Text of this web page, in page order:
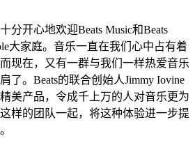
分开心地欢迎Beats Music和Beats
大家庭。音乐一直在我们心中占有着
现在，又有一群与我们一样热爱音乐
了。Beats的联合创始人Jimmy Iovine
美产品，令成千上万的人对音乐更为
样的团队一起，将这种体验进一步提